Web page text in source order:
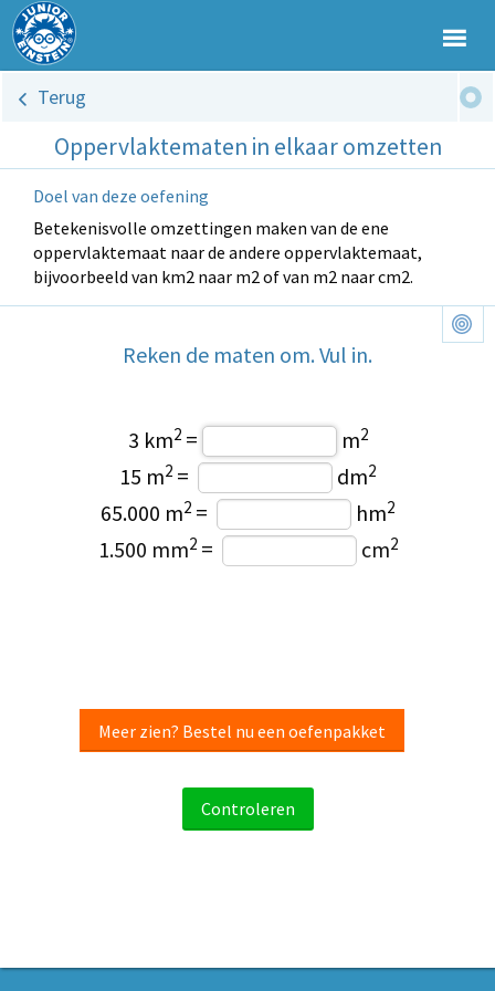
Terug
Oppervlaktematen in elkaar omzetten
Doel van deze oefening
Betekenisvolle omzettingen maken van de ene
oppervlaktemaat naar de andere oppervlaktemaat,
bijvoorbeeld van km2 naar m2 of van m2 naar cm2.
Reken de maten om. Vul in.
3 km2= m2
15 m2 = dm2
65.000 m2 = hm2
1.500 mm2= cm2
Meer zien? Bestel nu een oefenpakket